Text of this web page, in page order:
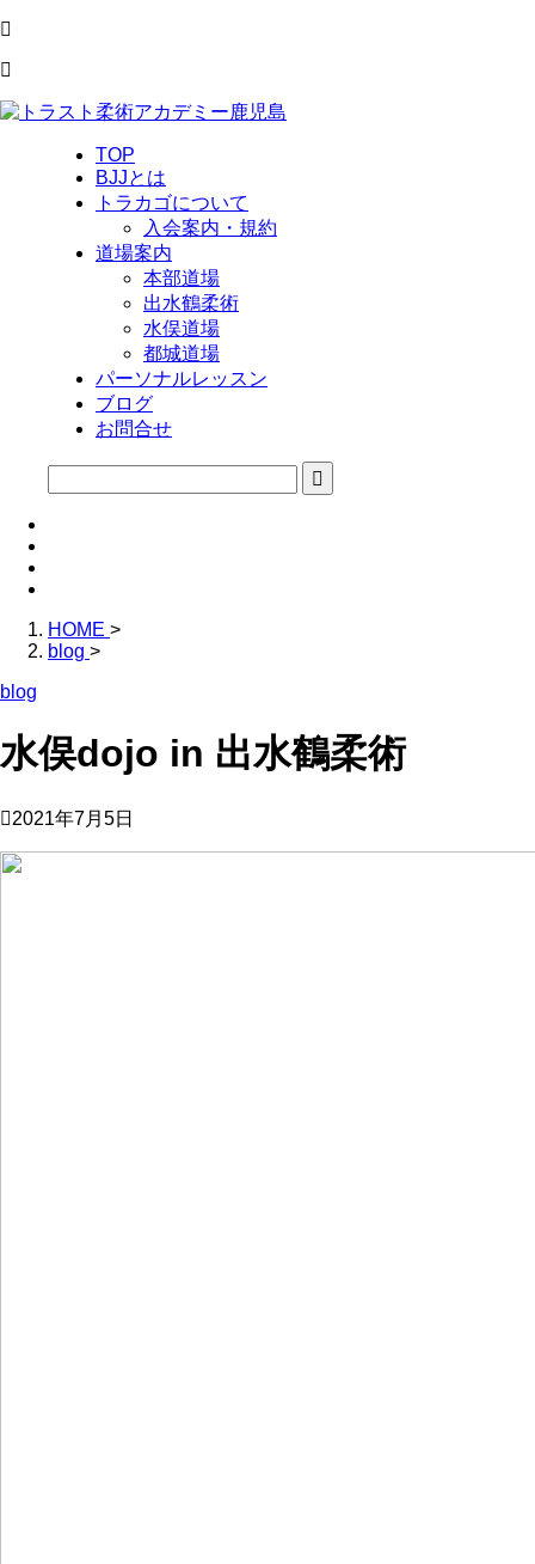
TOP
BJJとは
トラカゴについて
入会案内・規約
道場案内
本部道場
出水鶴柔術
水俣道場
都城道場
パーソナルレッスン
ブログ
お問合せ
HOME >
blog >
blog
水俣dojo in 出水鶴柔術
2021年7月5日